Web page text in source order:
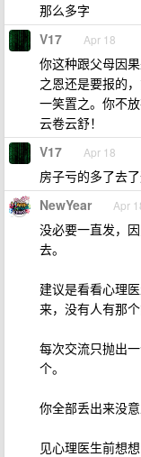
那么多字
V17 Apr 18
你这种跟父母因
之恩还是要报的
一笑置之。你不
云卷云舒！
V17 Apr 18
房子亏的多了去
NewYear Apr
没必要一直发，
去。
建议是看看心理
来，没有人有那
每次交流只抛出
个。
你全部丢出来没意
见心理医生前想